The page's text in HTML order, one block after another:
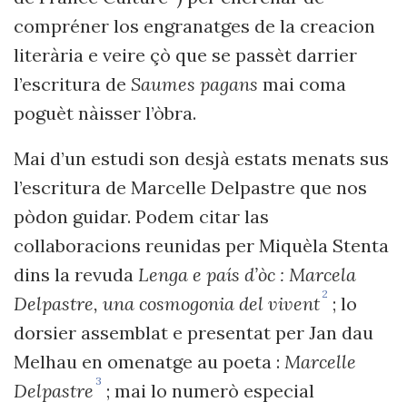
compréner los engranatges de la creacion
literària e veire çò que se passèt darrier
l’escritura de Saumes pagans mai coma
poguèt nàisser l’òbra.
Mai d’un estudi son desjà estats menats sus
l’escritura de Marcelle Delpastre que nos
pòdon guidar. Podem citar las
collaboracions reunidas per Miquèla Stenta
dins la revuda Lenga e país d’òc : Marcela
Delpastre, una cosmogonia del vivent 2 ; lo
dorsier assemblat e presentat per Jan dau
Melhau en omenatge au poeta : Marcelle
Delpastre 3 ; mai lo numerò especial